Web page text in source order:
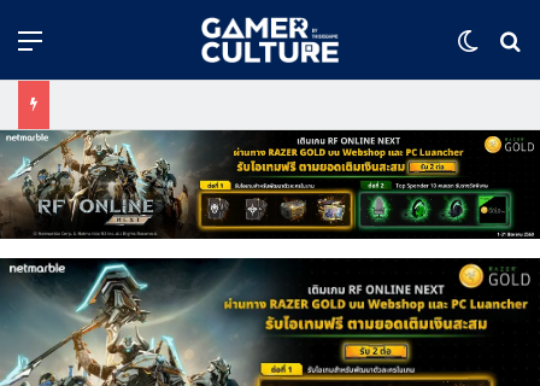
Menu